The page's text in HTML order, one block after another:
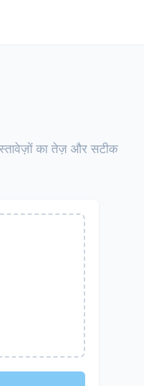
का तेज़ और सटीक